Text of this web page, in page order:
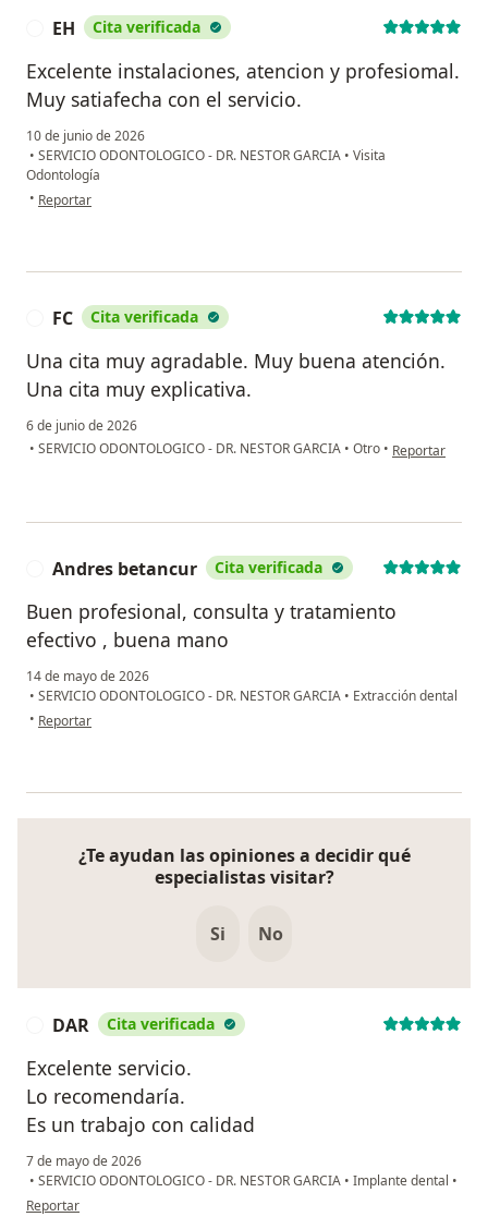
EH Cita verificada
Excelente instalaciones, atencion y profesiomal.
Muy satiafecha con el servicio.
10 de junio de 2026
• SERVICIO ODONTOLOGICO - DR. NESTOR GARCIA • Visita
Odontología
• en opinión del usuario EH
Reportar
FC Cita verificada
Una cita muy agradable. Muy buena atención.
Una cita muy explicativa.
6 de junio de 2026
• SERVICIO ODONTOLOGICO - DR. NESTOR GARCIA • Otro • en opinión del
Reportar
Andres betancur Cita verificada
Buen profesional, consulta y tratamiento
efectivo , buena mano
14 de mayo de 2026
• SERVICIO ODONTOLOGICO - DR. NESTOR GARCIA • Extracción dental
• en opinión del usuario Andres betancur
Reportar
¿Te ayudan las opiniones a decidir qué
especialistas visitar?
Si No
DAR Cita verificada
Excelente servicio.
Lo recomendaría.
Es un trabajo con calidad
7 de mayo de 2026
• SERVICIO ODONTOLOGICO - DR. NESTOR GARCIA • Implante dental •
en opinión del usuario DAR
Reportar